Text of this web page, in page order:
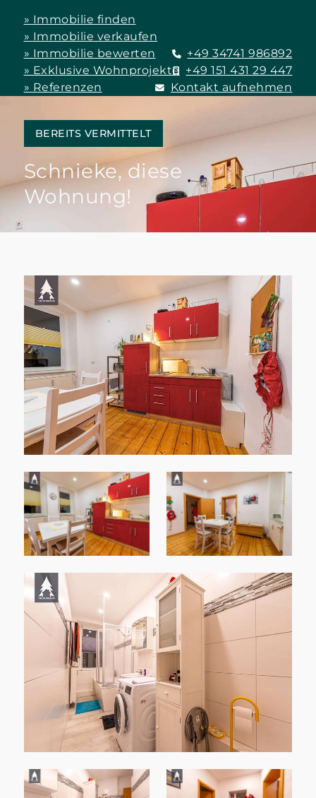
» Immobilie finden
» Immobilie verkaufen
» Immobilie bewerten
» Exklusive Wohnprojekte
» Referenzen
+49 34741 986892
+49 151 431 29 447
Kontakt aufnehmen
BEREITS VERMITTELT
Schnieke, diese
Wohnung!